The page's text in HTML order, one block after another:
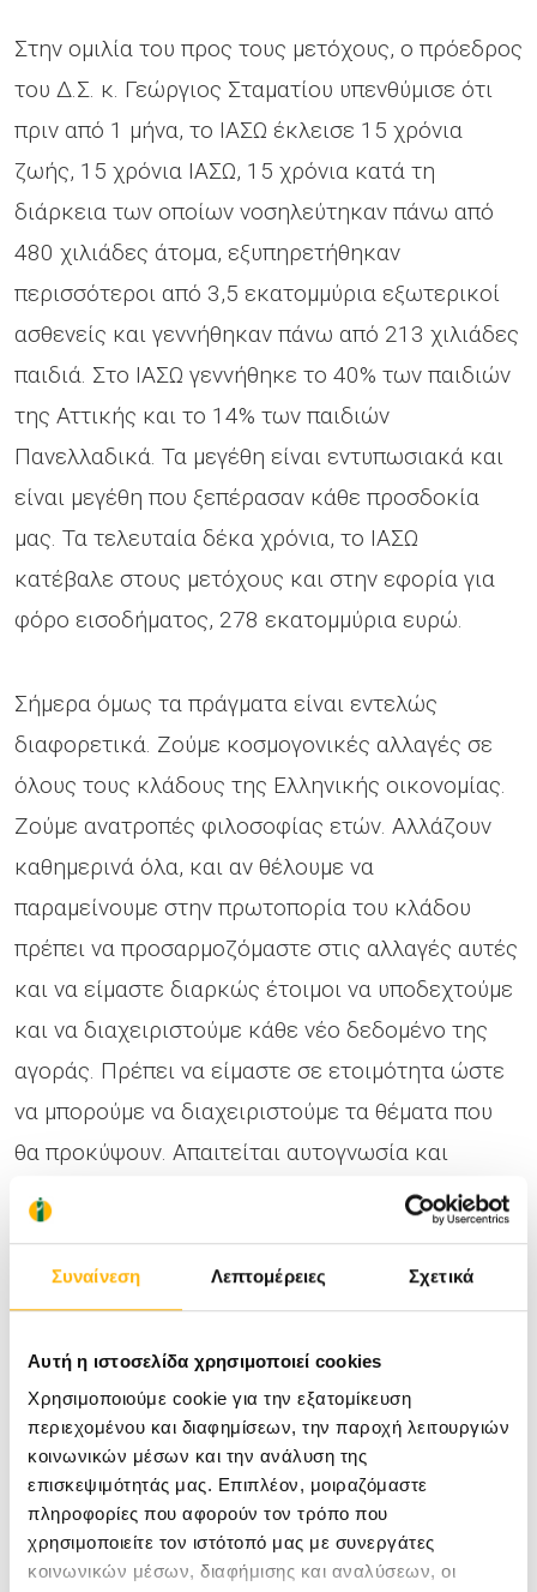
Συναίνεση Λεπτομέρειες Σχετικά
Αυτή η ιστοσελίδα χρησιμοποιεί cookies
Χρησιμοποιούμε cookie για την εξατομίκευση
περιεχομένου και διαφημίσεων, την παροχή λειτουργιών
κοινωνικών μέσων και την ανάλυση της
επισκεψιμότητάς μας. Επιπλέον, μοιραζόμαστε
πληροφορίες που αφορούν τον τρόπο που
χρησιμοποιείτε τον ιστότοπό μας με συνεργάτες
κοινωνικών μέσων, διαφήμισης και αναλύσεων, οι
Στην ομιλία του προς τους μετόχους, ο πρόεδρος
του Δ.Σ. κ. Γεώργιος Σταματίου υπενθύμισε ότι
πριν από 1 μήνα, το ΙΑΣΩ έκλεισε 15 χρόνια
ζωής, 15 χρόνια ΙΑΣΩ, 15 χρόνια κατά τη
διάρκεια των οποίων νοσηλεύτηκαν πάνω από
480 χιλιάδες άτομα, εξυπηρετήθηκαν
περισσότεροι από 3,5 εκατομμύρια εξωτερικοί
ασθενείς και γεννήθηκαν πάνω από 213 χιλιάδες
παιδιά. Στο ΙΑΣΩ γεννήθηκε το 40% των παιδιών
της Αττικής και το 14% των παιδιών
Πανελλαδικά. Τα μεγέθη είναι εντυπωσιακά και
είναι μεγέθη που ξεπέρασαν κάθε προσδοκία
μας. Τα τελευταία δέκα χρόνια, το ΙΑΣΩ
κατέβαλε στους μετόχους και στην εφορία για
φόρο εισοδήματος, 278 εκατομμύρια ευρώ.
Σήμερα όμως τα πράγματα είναι εντελώς
διαφορετικά. Ζούμε κοσμογονικές αλλαγές σε
όλους τους κλάδους της Ελληνικής οικονομίας.
Ζούμε ανατροπές φιλοσοφίας ετών. Αλλάζουν
καθημερινά όλα, και αν θέλουμε να
παραμείνουμε στην πρωτοπορία του κλάδου
πρέπει να προσαρμοζόμαστε στις αλλαγές αυτές
και να είμαστε διαρκώς έτοιμοι να υποδεχτούμε
και να διαχειριστούμε κάθε νέο δεδομένο της
αγοράς. Πρέπει να είμαστε σε ετοιμότητα ώστε
να μπορούμε να διαχειριστούμε τα θέματα που
θα προκύψουν. Απαιτείται αυτογνωσία και
προγραμματισμός ενεργειών. Απαιτείται
ταχύτητα λήψης αποφάσεων και πληρότητα
άμεσης υλοποίησης των επιχειρηματικών
σχεδίων. Απαιτείται ετοιμότητα. Ετοιμότητα
αλλά και προσαρμογή στις αλλαγές οι οποίες
προϋποθέτουν ενότητα, σύμπνοια, συνεργασία,
αλληλοκάλυψη και αλληλεγγύη μεταξύ μας,
ισορροπία στις σχέσεις παλαιών και νέων
μετόχων, καθώς και ισοτιμία μεταξύ παλαιών και
νέων ιατρών.